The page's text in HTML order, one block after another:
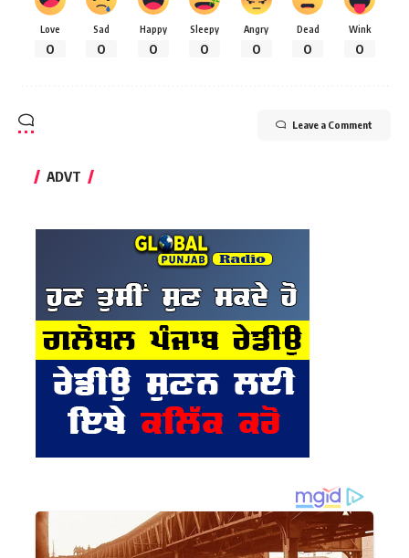
Love
0
Sad
0
Happy
0
Sleepy
0
Angry
0
Dead
0
Wink
0
Leave a Comment
ADVT